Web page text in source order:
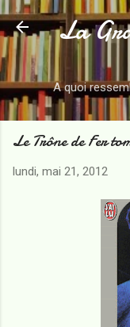
La
A quoi
Le Trône de Fer
lundi, mai 21, 2012